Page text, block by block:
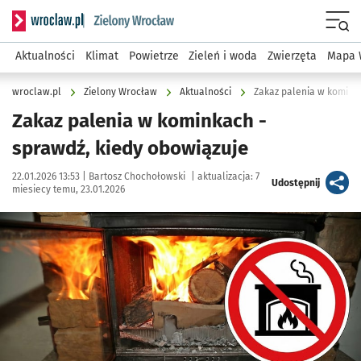
Serwis informacyjny wroclaw.pl podserwis: Środowisko we
Aktualności Klimat Powietrze Zieleń i woda Zwierzęta Mapa
wroclaw.pl Zielony Wrocław Aktualności Zakaz palenia w
Zakaz palenia w kominkach -
sprawdź, kiedy obowiązuje
Data publikacji:
22.01.2026 13:53 | Autor:
Bartosz Chochołowski aktualizacja: 7
miesiecy temu, 23.01.2026
Udostępnijartykuł
Kliknij, aby powiększyć